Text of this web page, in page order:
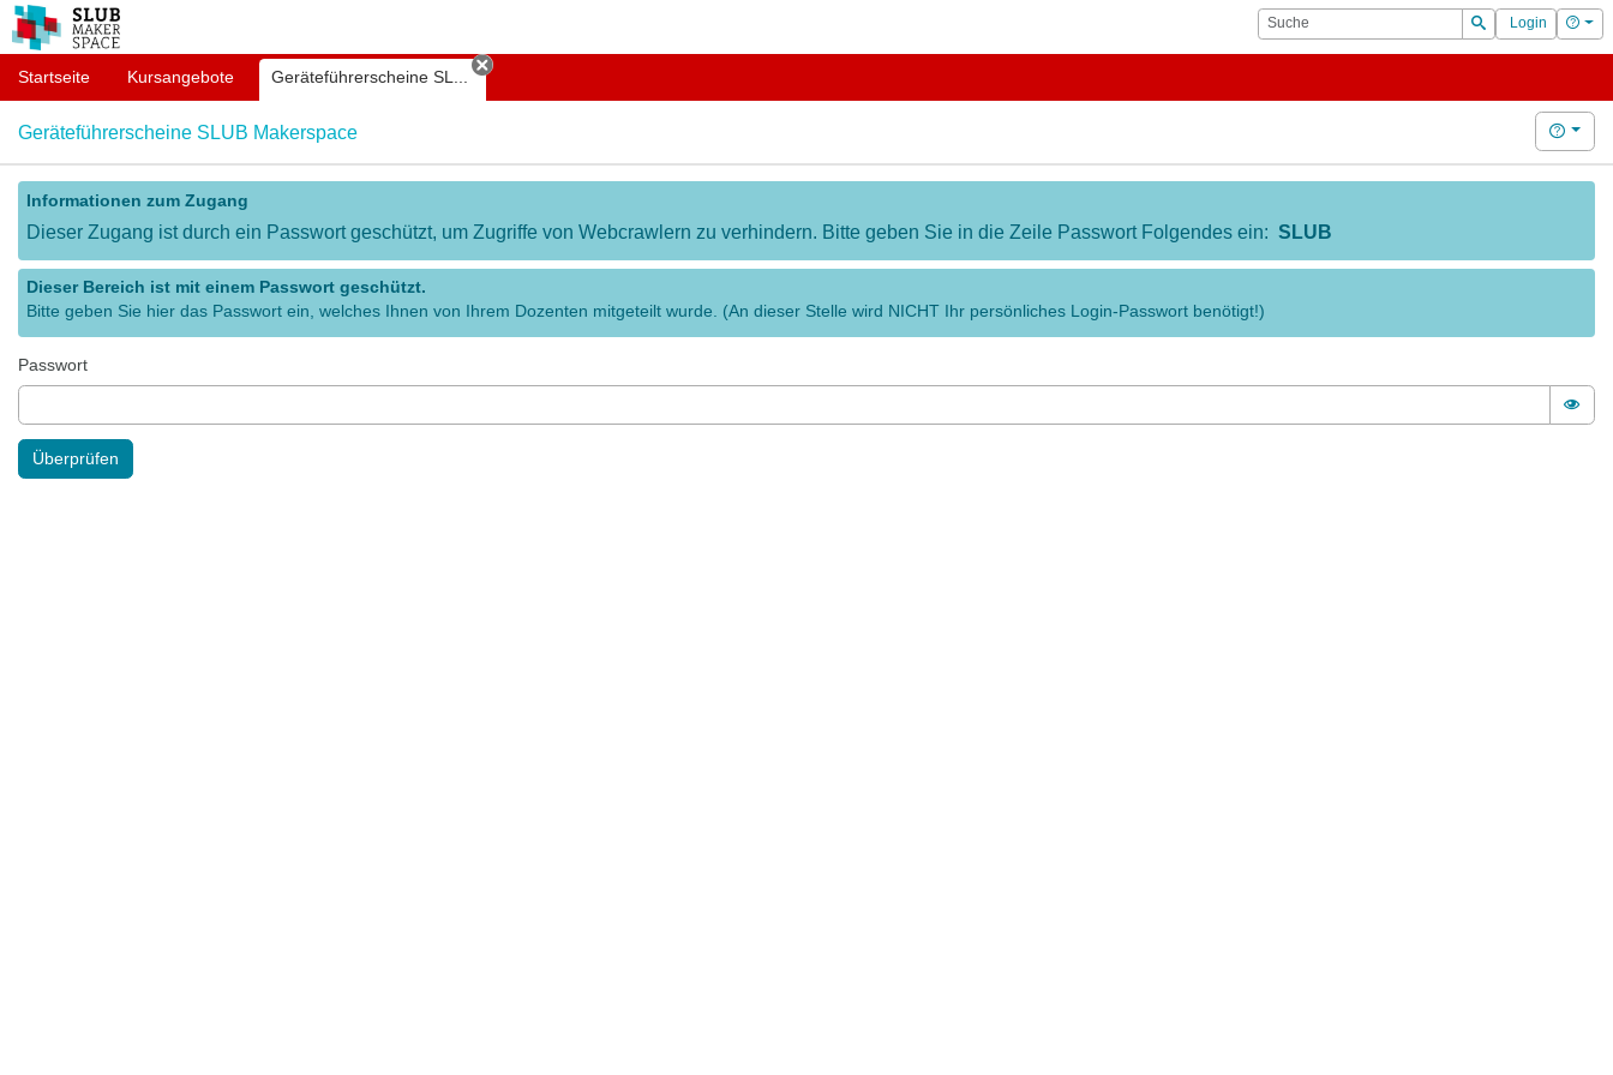
OPAL Suche
Suchen
Login Hilfe
Startseite Kursangebote Geräteführerscheine SL...
Tab schließen
Geräteführerscheine SLUB Makerspace Hilfe
Informationen zum Zugang
Dieser Zugang ist durch ein Passwort geschützt, um Zugriffe von Webcrawlern zu verhindern. Bitte geben Sie in die Zeile Passwort Folgendes ein: SLUB
Dieser Bereich ist mit einem Passwort geschützt.
Bitte geben Sie hier das Passwort ein, welches Ihnen von Ihrem Dozenten mitgeteilt wurde. (An dieser Stelle wird NICHT Ihr persönliches Login-Passwort benötigt!)
Passwort
Überprüfen